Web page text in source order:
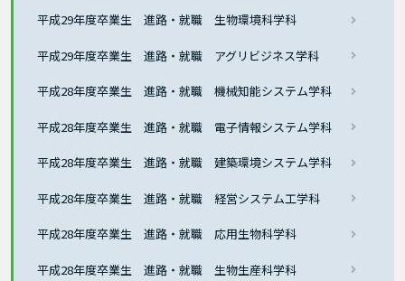
平成29年度卒業生 進路・就職 生物環境科学科
平成29年度卒業生 進路・就職 アグリビジネス学科
平成28年度卒業生 進路・就職 機械知能システム学科
平成28年度卒業生 進路・就職 電子情報システム学科
平成28年度卒業生 進路・就職 建築環境システム学科
平成28年度卒業生 進路・就職 経営システム工学科
平成28年度卒業生 進路・就職 応用生物科学科
平成28年度卒業生 進路・就職 生物生産科学科